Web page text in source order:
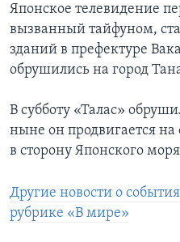
Японское телевидение
вызванный тайфуном,
зданий в префектуре
обрушились на город
В субботу «Талас»
ныне он продвигается на
в сторону Японского
Другие новости о
рубрике «В мире»